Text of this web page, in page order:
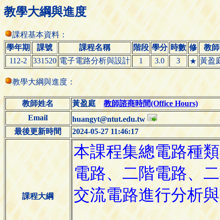
教學大綱與進度
課程基本資料：
學年期
課號 課程名稱 階段 學分 時數 修
教師
112-2
331520 電子電路分析與設計 1 3.0 3 ★ 黃盈
教學大綱與進度：
教師姓名 黃盈庭教師諮商時間(Office Hours)
Email
huangyt@ntut.edu.tw
最後更新時間
2024-05-27 11:46:17
課程大綱